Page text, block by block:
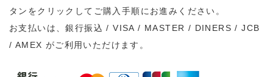
o
o
タンをクリックしてご購入手順にお進みください。
お支払いは、銀行振込 / VISA / MASTER / DINERS / JCB
/ AMEX がご利用いただけます。